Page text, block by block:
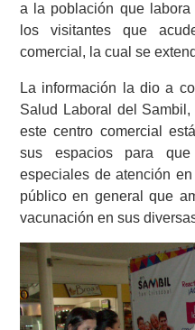
a la población que
los visitantes que
comercial, la cual se
La información la dio a
Salud Laboral del
este centro comercial
sus espacios para
especiales de atención
público en general que
vacunación en sus